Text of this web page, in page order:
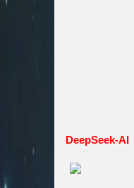
DeepSeek-AI